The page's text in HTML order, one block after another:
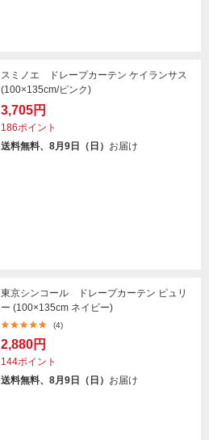
スミノエ ドレープカーテン ケイランサス
(100×135cm/ピンク)
3,705円
186ポイント
送料無料、8月9日（日） お届け
東京シンコール ドレープカーテン ピュリ
ー (100×135cm ネイビー)
(4)
2,880円
144ポイント
送料無料、8月9日（日） お届け